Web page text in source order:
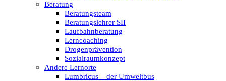
Beratung
Beratungsteam
Beratungslehrer SII
Laufbahnberatung
Lerncoaching
Drogenprävention
Sozialraumkonzept
Andere Lernorte
Lumbricus – der Umweltbus